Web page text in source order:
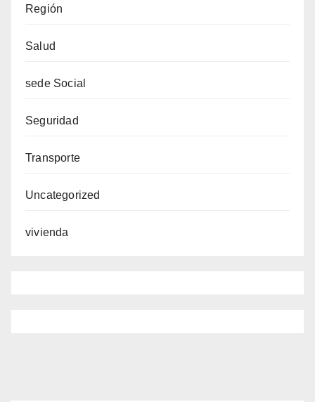
Región
Salud
sede Social
Seguridad
Transporte
Uncategorized
vivienda